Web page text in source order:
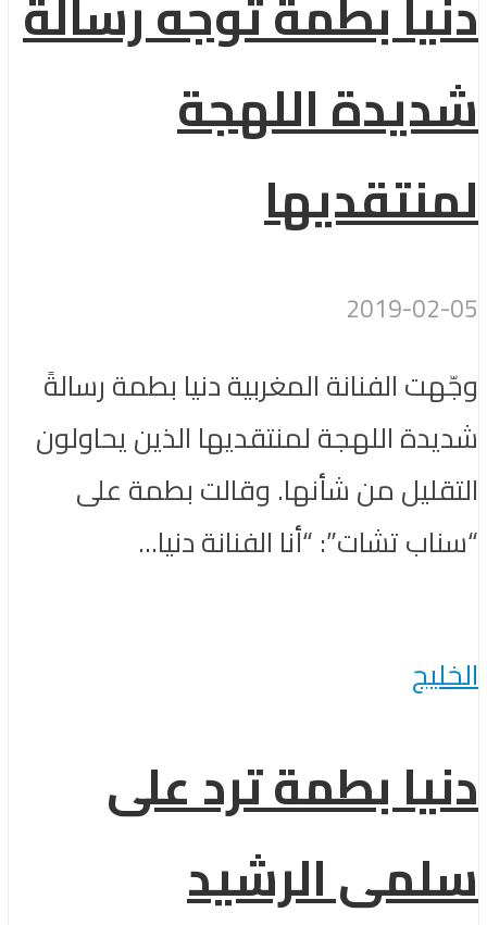
شديدة اللهجة
لمنتقديها
2019-02-05
وجّهت الفنانة المغربية دنيا بطمة رسالةً
شديدة اللهجة لمنتقديها الذين يحاولون
التقليل من شأنها. وقالت بطمة على
“سناب تشات”: “أنا الفنانة دنيا...
الخليج
دنيا بطمة ترد على
سلمى الرشيد